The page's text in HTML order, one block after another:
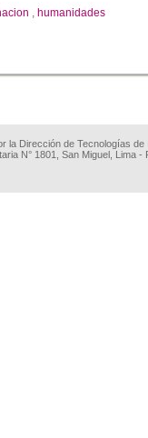
, humanidades
la Dirección de Tecnologías de
N° 1801, San Miguel, Lima